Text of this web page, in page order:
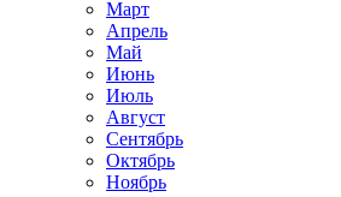
Март
Апрель
Май
Июнь
Июль
Август
Сентябрь
Октябрь
Ноябрь